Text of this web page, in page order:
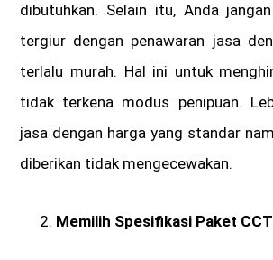
dibutuhkan. Selain itu, Anda
tergiur dengan penawaran jasa
terlalu murah. Hal ini untuk
tidak terkena modus penipuan.
jasa dengan harga yang standar
diberikan tidak mengecewakan.
Memilih Spesifikasi Paket